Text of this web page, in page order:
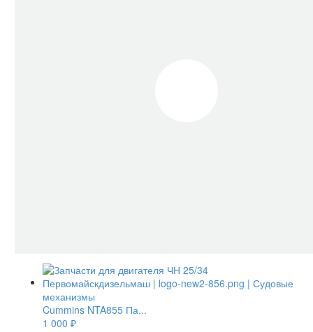
Cummins NTA855 Па...
1 000 ₽